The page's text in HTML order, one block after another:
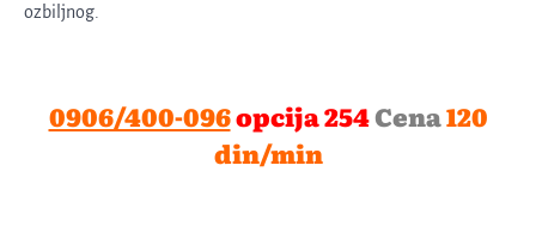
ozbiljnog.
0906/400-096opcija 254Cena120
din/min